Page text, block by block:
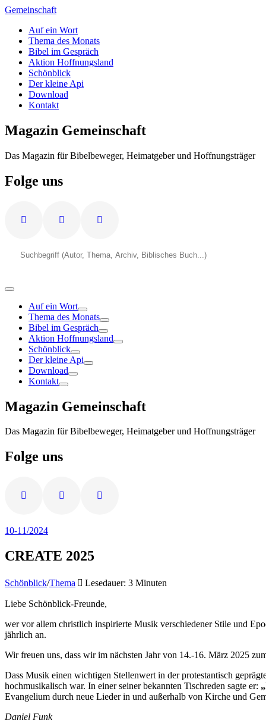
Zum
springen
Gemeinschaft
Auf ein Wort
Thema des Monats
Bibel im Gespräch
Aktion Hoffnungsland
Schönblick
Der kleine Api
Download
Kontakt
Magazin Gemeinschaft
Das Magazin für Bibelbeweger, Heimatgeber und Hoffnungsträger
Folge uns
Auf ein Wort
Thema des Monats
Bibel im Gespräch
Aktion Hoffnungsland
Schönblick
Der kleine Api
Download
Kontakt
Magazin Gemeinschaft
Das Magazin für Bibelbeweger, Heimatgeber und Hoffnungsträger
Folge uns
10-11/2024
CREATE 2025
Schönblick/Thema Lesedauer: 3 Minuten
Liebe Schönblick-Freunde,
wer vor allem christlich inspirierte Musik verschiedener Stile und
jährlich an.
Wir freuen uns, dass wir im nächsten Jahr von 14.-16. März 2025
Dass Musik einen wichtigen Stellenwert in der protestantisch
hochmusikalisch war. In einer seiner bekannten Tischreden sagte er:
Evangelium durch neue Lieder in und außerhalb von Kirche und
Daniel Funk